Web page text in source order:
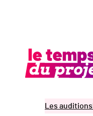
Les auditions